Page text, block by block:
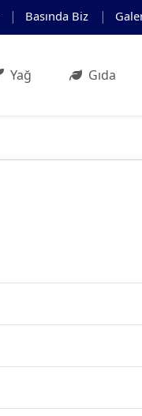
Basında Biz
Yağ Gıda